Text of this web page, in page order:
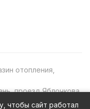
отопления,
проезд Яблочкова,
чтобы сайт работал